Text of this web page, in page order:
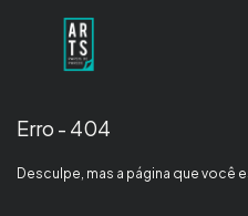
Erro - 404
Desculpe, mas a página que você